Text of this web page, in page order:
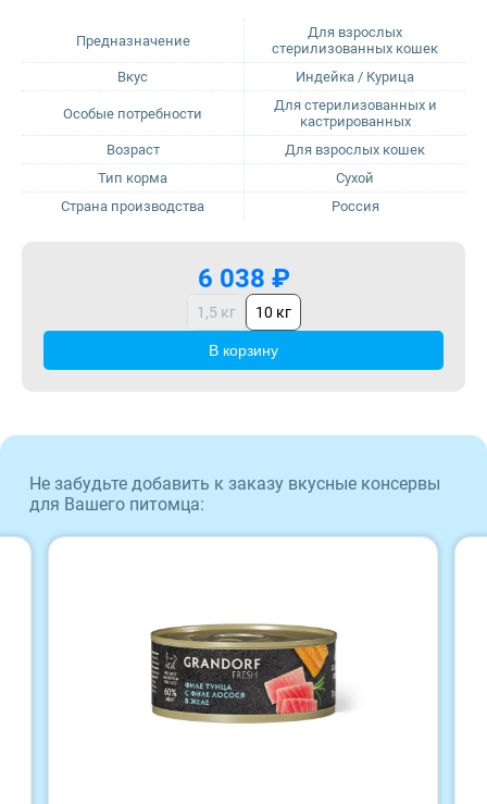
Premier
ProBalance
Наша Марка
6 038 ₽
1,5 кг 10 кг
В корзину
Предназначение
Для взрослых
стерилизованных кошек
Вкус
Индейка / Курица
Особые потребности
Для стерилизованных и
кастрированных
Возраст
Для взрослых кошек
Тип корма
Сухой
Страна производства
Россия
Не забудьте добавить к заказу вкусные консервы
для Вашего питомца: